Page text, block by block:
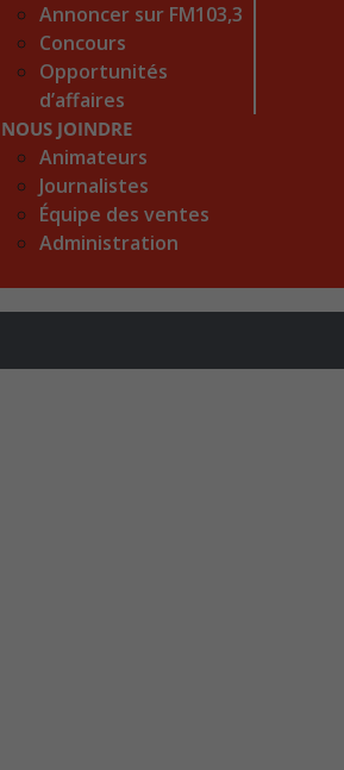
Annoncer sur FM103,3
Concours
Opportunités
d’affaires
NOUS JOINDRE
Animateurs
Journalistes
Équipe des ventes
Administration